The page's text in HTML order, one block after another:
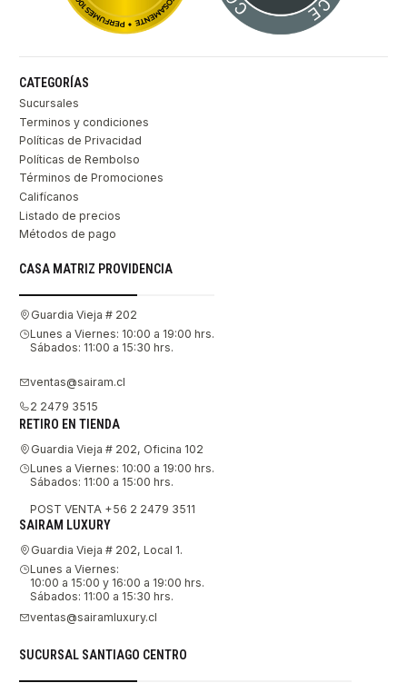
CATEGORÍAS
Sucursales
Terminos y condiciones
Políticas de Privacidad
Políticas de Rembolso
Términos de Promociones
Califícanos
Listado de precios
Métodos de pago
CASA MATRIZ PROVIDENCIA
Guardia Vieja # 202
Lunes a Viernes: 10:00 a 19:00 hrs.
Sábados: 11:00 a 15:30 hrs.
ventas@sairam.cl
2 2479 3515
RETIRO EN TIENDA
Guardia Vieja # 202, Oficina 102
Lunes a Viernes: 10:00 a 19:00 hrs.
Sábados: 11:00 a 15:00 hrs.
POST VENTA +56 2 2479 3511
SAIRAM LUXURY
Guardia Vieja # 202, Local 1.
Lunes a Viernes:
10:00 a 15:00 y 16:00 a 19:00 hrs.
Sábados: 11:00 a 15:30 hrs.
ventas@sairamluxury.cl
SUCURSAL SANTIAGO CENTRO